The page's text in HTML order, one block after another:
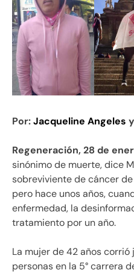
Por:Jacqueline Angeles y
Regeneración, 28 de
sinónimo de muerte, dice
sobreviviente de cáncer
pero hace unos años,
enfermedad, la
tratamiento por un año.
La mujer de 42 años
personas en la 5° carrera